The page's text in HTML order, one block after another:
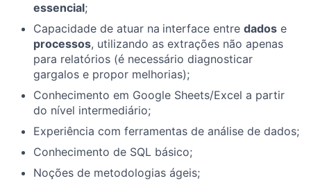
essencial;
Capacidade de atuar na interface entre dados e
processos, utilizando as extrações não apenas
para relatórios (é necessário diagnosticar
gargalos e propor melhorias);
Conhecimento em Google Sheets/Excel a partir
do nível intermediário;
Experiência com ferramentas de análise de dados;
Conhecimento de SQL básico;
Noções de metodologias ágeis;